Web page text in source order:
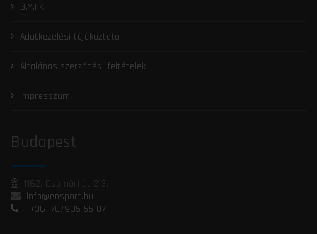
G.Y.I.K.
Adatkezelési tájékoztató
Általános szerződési feltételek
Impresszum
Budapest
1162, Csömöri út 213.
info@ensport.hu
(+36) 70/905-55-07